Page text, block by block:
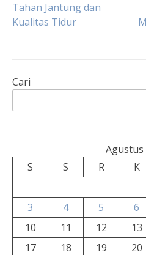
pos
Tahan Jantung dan
Kualitas Tidur
Cari
Agustus
S
S R K
3
4 5 6
10
11 12 13
17
18 19 20